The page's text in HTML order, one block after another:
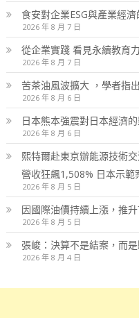
食安對企業ESG與產業經
2026 年 8 月 7 日
從企業實踐 看見永續教育力
2026 年 8 月 7 日
苦茶油風波擴大 ，學者指
2026 年 8 月 6 日
日本熊本強震對日本經濟的
2026 年 8 月 6 日
熙特爾赴東京辦能源技術
營收狂飆1,508% 日本示
2026 年 8 月 5 日
因國際油價持續上漲，推
2026 年 8 月 5 日
張峻：決算不是結案，而
2026 年 8 月 4 日